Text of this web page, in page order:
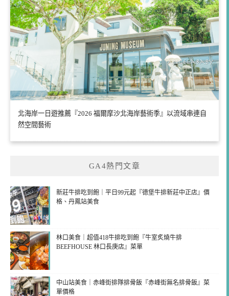
北海岸一日遊推薦『2026 福爾摩沙北海岸藝術季』以流域串連自
然空間藝術
GA4熱門文章
新莊牛排吃到飽｜平日99元起『德堡牛排新莊中正店』價
格、丹鳳站美食
林口美食｜超值418牛排吃到飽『牛室炙燒牛排
BEEFHOUSE 林口長庚店』菜單
中山站美食｜赤峰街排隊排骨飯『赤峰街無名排骨飯』菜
單價格